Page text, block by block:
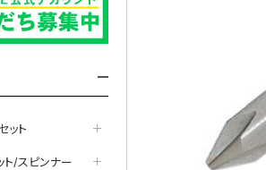
ット
ト/スピンナー